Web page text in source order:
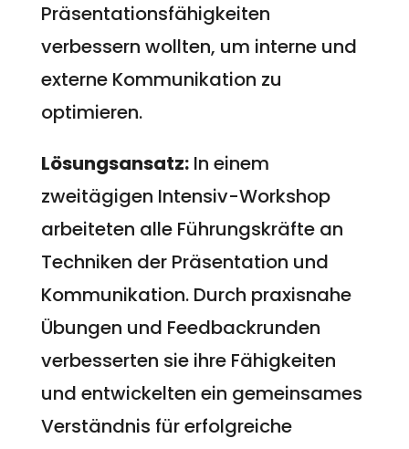
Präsentationsfähigkeiten
verbessern wollten, um interne und
externe Kommunikation zu
optimieren.
Lösungsansatz:In einem
zweitägigen Intensiv-Workshop
arbeiteten alle Führungskräfte an
Techniken der Präsentation und
Kommunikation. Durch praxisnahe
Übungen und Feedbackrunden
verbesserten sie ihre Fähigkeiten
und entwickelten ein gemeinsames
Verständnis für erfolgreiche